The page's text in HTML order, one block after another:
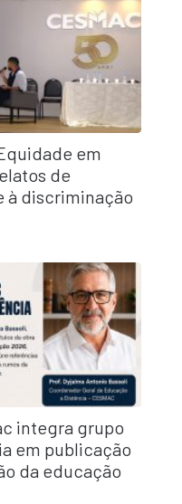
em
de
à discriminação
integra grupo
em publicação
da educação